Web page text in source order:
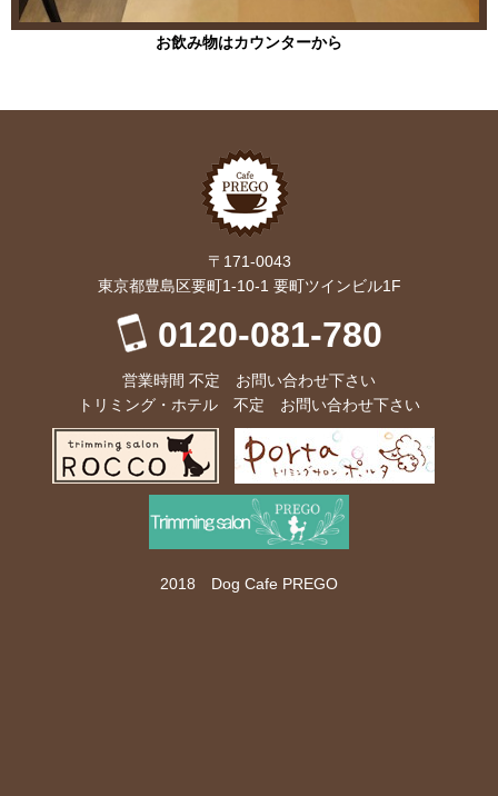
5月31日まで休業とさせて頂きます。
5月6日以降の営業は、追ってご案内させていただきます。
カフェ及びドッグカフェご利用のお客様へ
都の指示に従い、当面店休とさせて頂きます。
お飲み物はカウンターから
〒171-0043
東京都豊島区要町1-10-1 要町ツインビル1F
0120-081-780
営業時間 不定 お問い合わせ下さい
トリミング・ホテル 不定 お問い合わせ下さい
2018 Dog Cafe PREGO